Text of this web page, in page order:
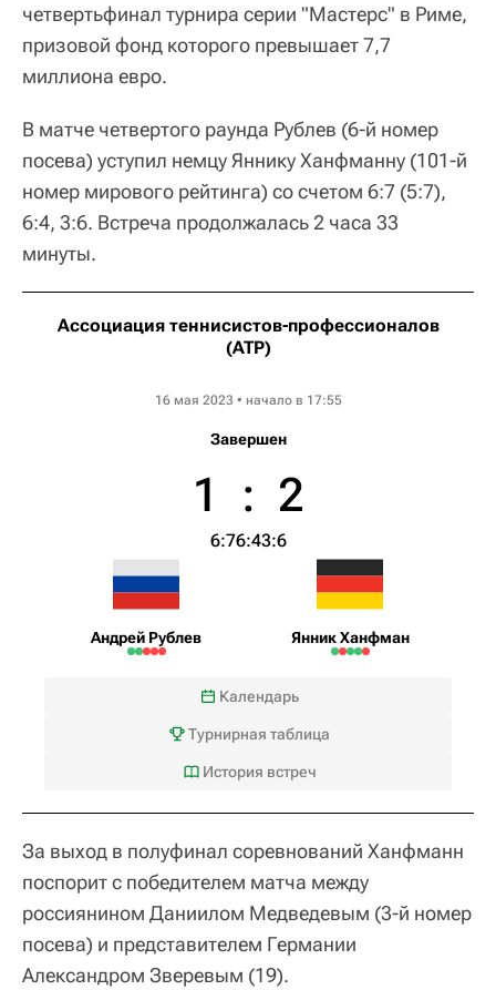
четвертьфинал турнира серии "Мастерс" в Риме,
призовой фонд которого превышает 7,7
миллиона евро.
В матче четвертого раунда Рублев (6-й номер
посева) уступил немцу Яннику Ханфманну (101-й
номер мирового рейтинга) со счетом 6:7 (5:7),
6:4, 3:6. Встреча продолжалась 2 часа 33
минуты.
Ассоциация теннисистов-профессионалов
(ATP)
16 мая 2023 • начало в 17:55
Завершен
Андрей Рублев
1 : 2
6:76:43:6
Янник Ханфман
Календарь
Турнирная таблица
История встреч
За выход в полуфинал соревнований Ханфманн
поспорит с победителем матча между
россиянином Даниилом Медведевым (3-й номер
посева) и представителем Германии
Александром Зверевым (19).